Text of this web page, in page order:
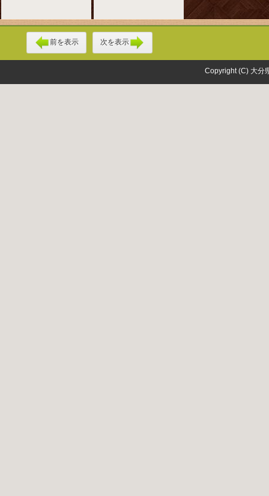
前を表示 次を表示
Copyright (C) 大分